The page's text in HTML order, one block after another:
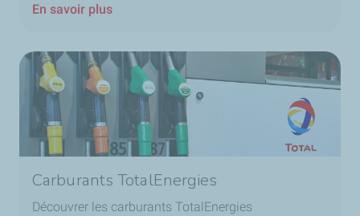
En savoir plus
Carburants TotalEnergies
Découvrer les carburants TotalEnergies